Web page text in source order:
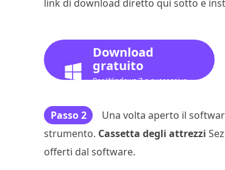
link di download diretto qui sotto e
Download
gratuito
Per Windows 7 o successivo
Passo 2
Una volta aperto il
strumento. Cassetta degli attrezzi
offerti dal software.